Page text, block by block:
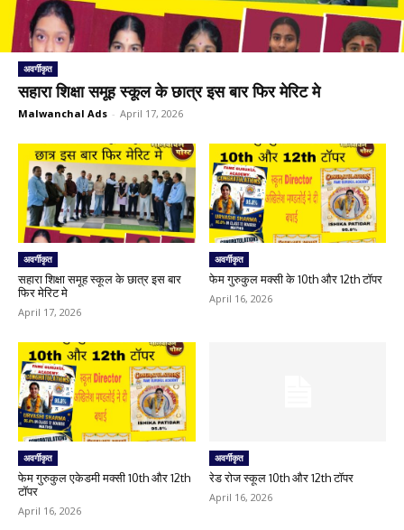
अवर्गीकृत
सहारा शिक्षा समूह स्कूल के छात्र इस बार फिर मेरिट मे
Malwanchal Ads - April 17, 2026
अवर्गीकृत
सहारा शिक्षा समूह स्कूल के छात्र इस बार
फिर मेरिट मे
April 17, 2026
अवर्गीकृत
फेम गुरुकुल मक्सी के 10th और 12th टॉपर
April 16, 2026
अवर्गीकृत
फेम गुरुकुल एकेडमी मक्सी 10th और 12th
टॉपर
April 16, 2026
अवर्गीकृत
रेड रोज स्कूल 10th और 12th टॉपर
April 16, 2026